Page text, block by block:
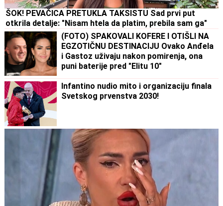
ŠOK! PEVAČICA PRETUKLA TAKSISTU Sad prvi put
otkrila detalje: "Nisam htela da platim, prebila sam ga"
(FOTO) SPAKOVALI KOFERE I OTIŠLI NA
EGZOTIČNU DESTINACIJU Ovako Anđela
i Gastoz uživaju nakon pomirenja, ona
puni baterije pred "Elitu 10"
Infantino nudio mito i organizaciju finala
Svetskog prvenstva 2030!